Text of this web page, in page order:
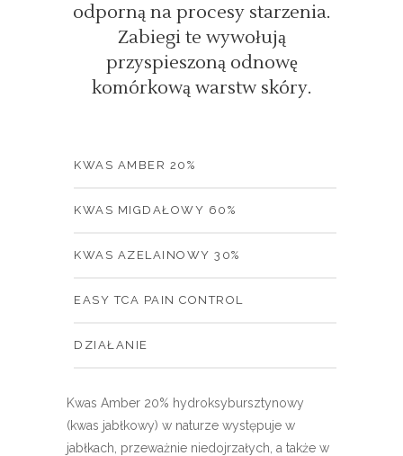
odporną na procesy starzenia.
Zabiegi te wywołują
przyspieszoną odnowę
komórkową warstw skóry.
KWAS AMBER 20%
KWAS MIGDAŁOWY 60%
KWAS AZELAINOWY 30%
EASY TCA PAIN CONTROL
DZIAŁANIE
Kwas Amber 20% hydroksybursztynowy
(kwas jabłkowy) w naturze występuje w
jabłkach, przeważnie niedojrzałych, a także w